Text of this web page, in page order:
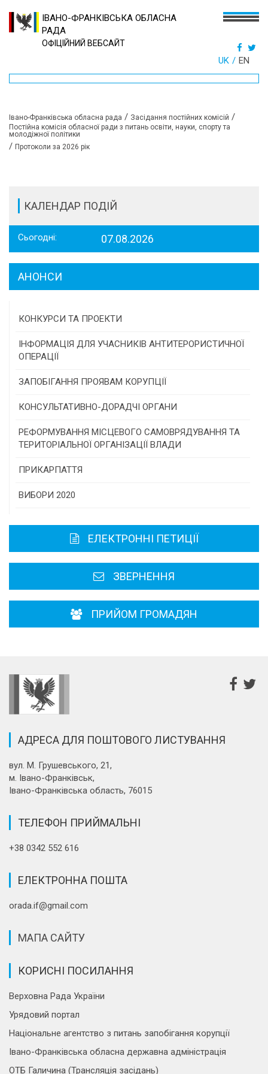
ІВАНО-ФРАНКІВСЬКА ОБЛАСНА
РАДА
ОФІЦІЙНИЙ ВЕБСАЙТ
UK EN
Івано-Франківська обласна рада / Засідання постійних комісій /
Постійна комісія обласної ради з питань освіти, науки, спорту та
молодіжної політики
/ Протоколи за 2026 рік
КАЛЕНДАР ПОДІЙ
Сьогодні: 07.08.2026
АНОНСИ
КОНКУРСИ ТА ПРОЕКТИ
Конкурс проектів та програм місцевого
самоврядування
Конкурс інститутів громадянського суспільства
Програми/конкурси МТД
ІНФОРМАЦІЯ ДЛЯ УЧАСНИКІВ АНТИТЕРОРИСТИЧНОЇ
ОПЕРАЦІЇ
ЗАПОБІГАННЯ ПРОЯВАМ КОРУПЦІЇ
КОНСУЛЬТАТИВНО-ДОРАДЧІ ОРГАНИ
Консультативна рада
РЕФОРМУВАННЯ МІСЦЕВОГО САМОВРЯДУВАННЯ ТА
ТЕРИТОРІАЛЬНОЇ ОРГАНІЗАЦІЇ ВЛАДИ
ПРИКАРПАТТЯ
Історична довідка
Районні, міські ради
ВИБОРИ 2020
ЕЛЕКТРОННІ ПЕТИЦІЇ
ЗВЕРНЕННЯ
ПРИЙОМ ГРОМАДЯН
АДРЕСА ДЛЯ ПОШТОВОГО ЛИСТУВАННЯ
вул. М. Грушевського, 21,
м. Івано-Франківськ,
Івано-Франківська область, 76015
ТЕЛЕФОН ПРИЙМАЛЬНІ
+38 0342 552 616
ЕЛЕКТРОННА ПОШТА
orada.if@gmail.com
МАПА САЙТУ
КОРИСНІ ПОСИЛАННЯ
Верховна Рада України
Урядовий портал
Національне агентство з питань запобігання корупції
Івано-Франківська обласна державна адміністрація
ОТБ Галичина (Трансляція засідань)